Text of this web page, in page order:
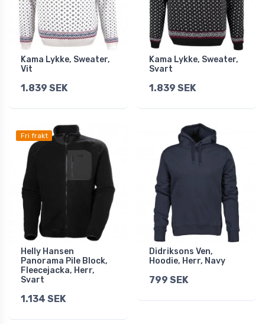
Kama Lykke, Sweater,
Vit
1.839 SEK
Kama Lykke, Sweater,
Svart
1.839 SEK
Fri frakt
Helly Hansen
Panorama Pile Block,
Fleecejacka, Herr,
Svart
1.134 SEK
Didriksons Ven,
Hoodie, Herr, Navy
799 SEK